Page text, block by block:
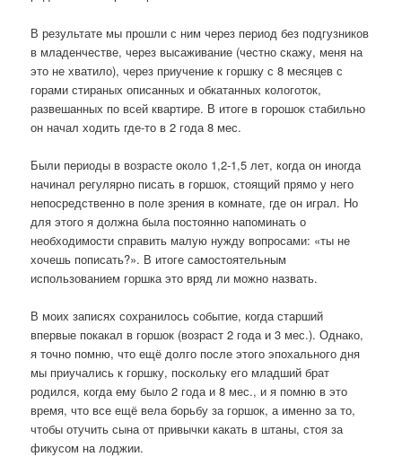
В результате мы прошли с ним через период без подгузников
в младенчестве, через высаживание (честно скажу, меня на
это не хватило), через приучение к горшку с 8 месяцев с
горами стираных описанных и обкатанных кологоток,
развешанных по всей квартире. В итоге в горошок стабильно
он начал ходить где-то в 2 года 8 мес.
Были периоды в возрасте около 1,2-1,5 лет, когда он иногда
начинал регулярно писать в горшок, стоящий прямо у него
непосредственно в поле зрения в комнате, где он играл. Но
для этого я должна была постоянно напоминать о
необходимости справить малую нужду вопросами: «ты не
хочешь пописать?». В итоге самостоятельным
использованием горшка это вряд ли можно назвать.
В моих записях сохранилось событие, когда старший
впервые покакал в горшок (возраст 2 года и 3 мес.). Однако,
я точно помню, что ещё долго после этого эпохального дня
мы приучались к горшку, поскольку его младший брат
родился, когда ему было 2 года и 8 мес., и я помню в это
время, что все ещё вела борьбу за горшок, а именно за то,
чтобы отучить сына от привычки какать в штаны, стоя за
фикусом на лоджии.